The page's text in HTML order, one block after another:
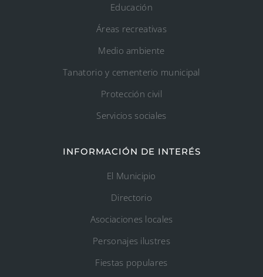
Educación
Áreas recreativas
Medio ambiente
Tanatorio y cementerio municipal
Protección civil
Servicios sociales
INFORMACIÓN DE INTERÉS
El Municipio
Directorio
Asociaciones locales
Personajes ilustres
Fiestas populares